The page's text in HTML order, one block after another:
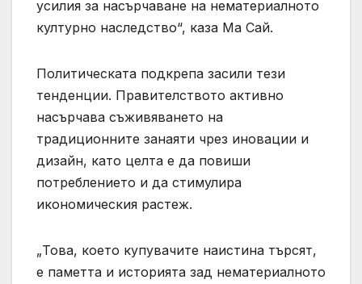
усилия за насърчаване на нематериалното
културно наследство“, каза Ма Сай.
Политическата подкрепа засили тези
тенденции. Правителството активно
насърчава съживяването на
традиционните занаяти чрез иновации и
дизайн, като целта е да повиши
потреблението и да стимулира
икономическия растеж.
„Това, което купувачите наистина търсят,
е паметта и историята зад нематериалното